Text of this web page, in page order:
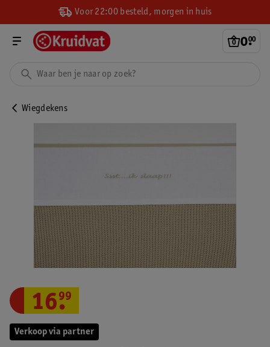
Voor 22:00 besteld, morgen in huis
0.
00
Wiegdekens
Verkoop via partner
16.
99